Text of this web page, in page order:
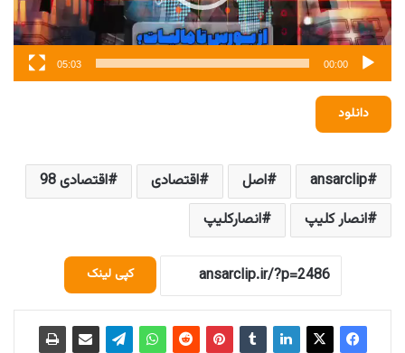
00:00
05:03
دانلود
ansarclip اصل اقتصادی
اقتصادی 98
انصار کلیپ
انصارکلیپ
کپی لینک